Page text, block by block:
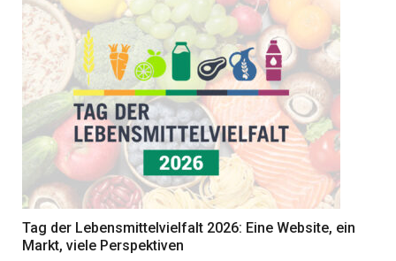
Tag der Lebensmittelvielfalt 2026: Eine Website, ein
Markt, viele Perspektiven